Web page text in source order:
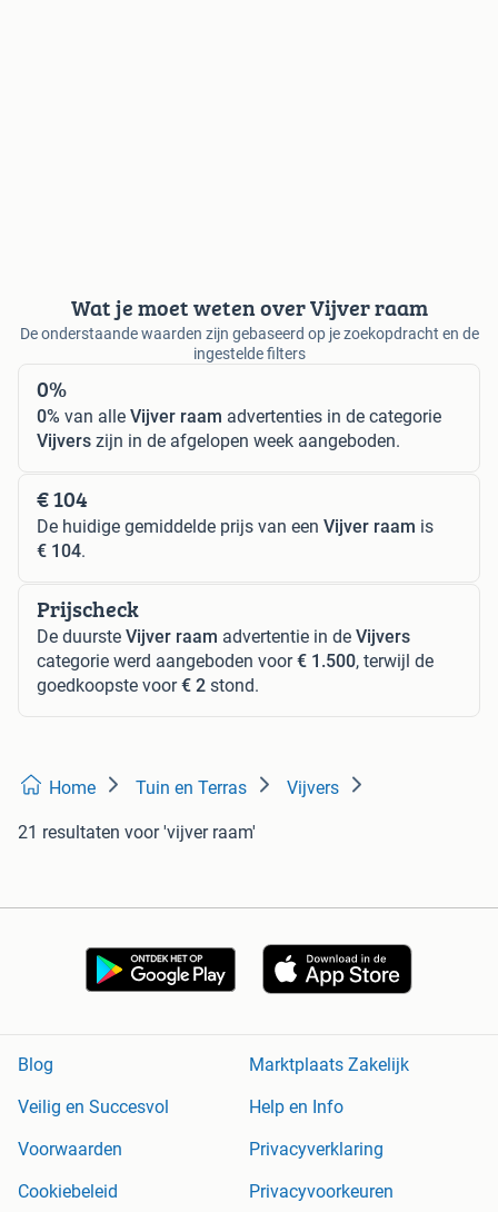
Wat je moet weten over Vijver raam
De onderstaande waarden zijn gebaseerd op je zoekopdracht en de
ingestelde filters
0%
0% van alle Vijver raam advertenties in de categorie
Vijvers zijn in de afgelopen week aangeboden.
€ 104
De huidige gemiddelde prijs van een Vijver raam is
€ 104.
Prijscheck
De duurste Vijver raam advertentie in de Vijvers
categorie werd aangeboden voor€ 1.500, terwijl de
goedkoopste voor€ 2 stond.
Home Tuin en Terras Vijvers
21 resultaten voor 'vijver raam'
Blog
Marktplaats Zakelijk
Veilig en Succesvol
Help en Info
Voorwaarden
Privacyverklaring
Cookiebeleid
Privacyvoorkeuren